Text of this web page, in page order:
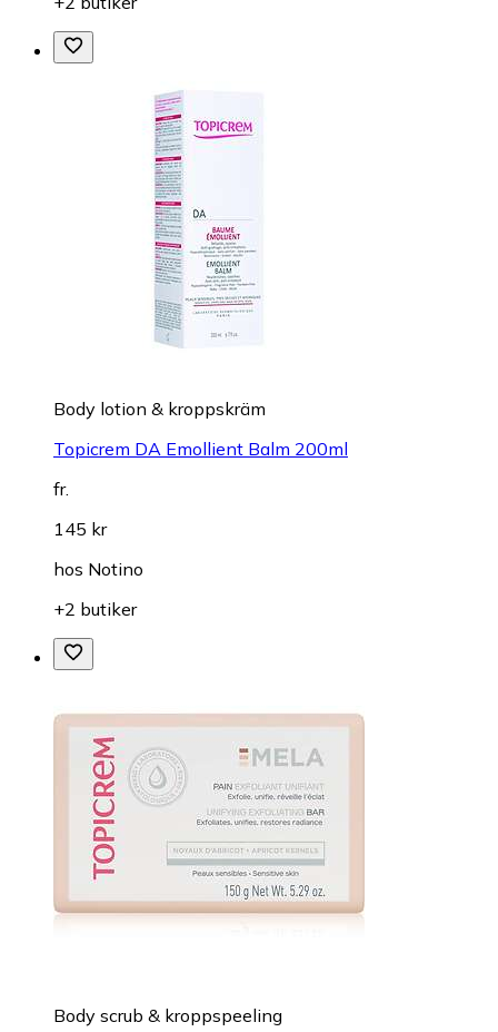
Body lotion & kroppskräm
Topicrem DA Emollient Balm 200ml
fr.
145 kr
hos Notino
+2 butiker
Body scrub & kroppspeeling